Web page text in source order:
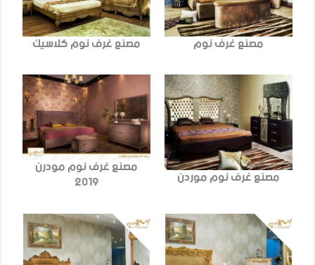
مصنع غرف نوم مصنع غرف نوم كلاسيك
مصنع غرف نوم موردن مصنع غرف نوم مودرن
2019